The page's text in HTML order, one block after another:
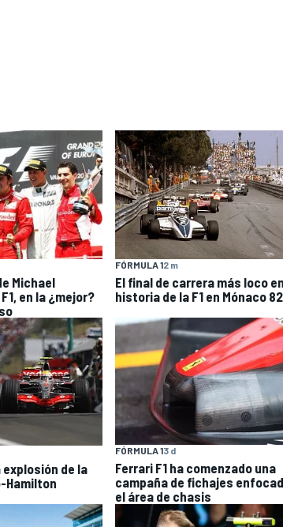
Michael
en la ¿mejor?
FÓRMULA 12 m
El final de carrera más loco
historia de la F1 en Mónaco 82
explosión de la
Hamilton
FÓRMULA 13 d
Ferrari F1 ha comenzado una
campaña de fichajes
el área de chasis